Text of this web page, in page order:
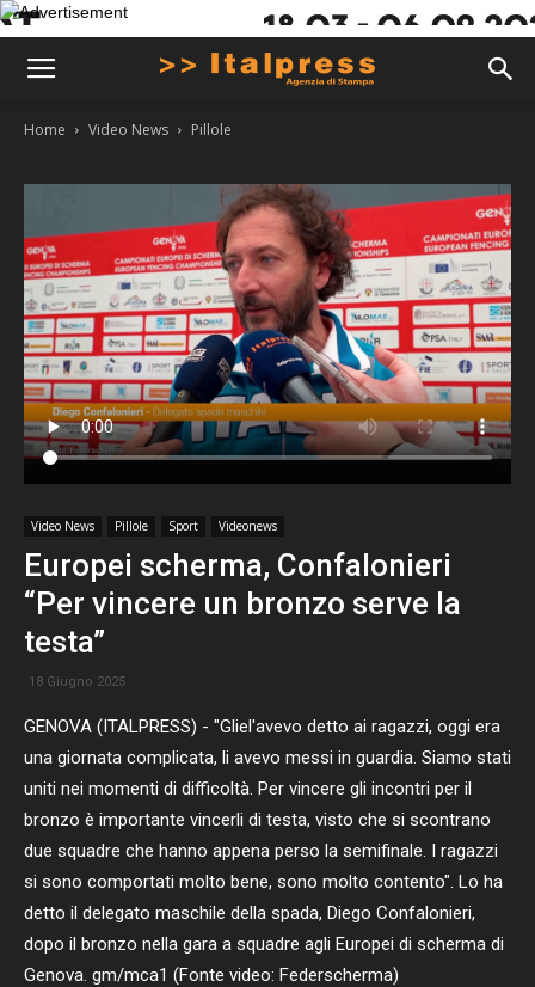
Home Video News Pillole
Video News Pillole Sport Videonews
Europei scherma, Confalonieri
“Per vincere un bronzo serve la
testa”
18 Giugno 2025
GENOVA (ITALPRESS) - "Gliel'avevo detto ai ragazzi, oggi era
una giornata complicata, li avevo messi in guardia. Siamo stati
uniti nei momenti di difficoltà. Per vincere gli incontri per il
bronzo è importante vincerli di testa, visto che si scontrano
due squadre che hanno appena perso la semifinale. I ragazzi
si sono comportati molto bene, sono molto contento". Lo ha
detto il delegato maschile della spada, Diego Confalonieri,
dopo il bronzo nella gara a squadre agli Europei di scherma di
Genova. gm/mca1 (Fonte video: Federscherma)